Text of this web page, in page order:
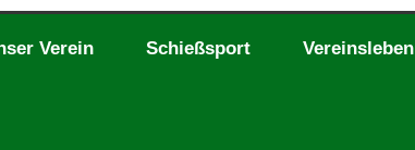
Verein Schießsport Vereinsleben